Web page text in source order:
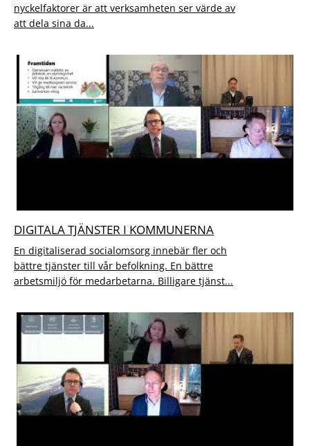
nyckelfaktorer är att verksamheten ser värde av
att dela sina da...
DIGITALA TJÄNSTER I KOMMUNERNA
En digitaliserad socialomsorg innebär fler och
bättre tjänster till vår befolkning. En bättre
arbetsmiljö för medarbetarna. Billigare tjänst...